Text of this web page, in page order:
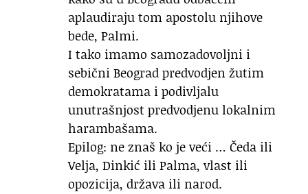
aplaudiraju tom apostolu njihove
bede, Palmi.
I tako imamo samozadovoljni i
sebični Beograd predvodjen žutim
demokratama i podivljalu
unutrašnjost predvodjenu lokalnim
harambašama.
Epilog: ne znaš ko je veći … Čeda ili
Velja, Dinkić ili Palma, vlast ili
opozicija, država ili narod.